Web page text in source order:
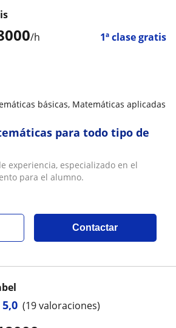
/h 1ª clase gratis
básicas, Matemáticas aplicadas
para todo tipo de
experiencia, especializado en el
para el alumno.
Contactar
5,0 (19 valoraciones)